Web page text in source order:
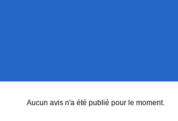
Aucun avis n'a été publié pour le moment.